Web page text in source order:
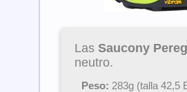
Las Saucony
neutro.
Peso: 283g (talla 42,5